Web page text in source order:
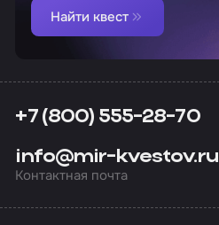
Найти квест
+7 (800) 555-28-70
info@mir-kvestov.ru
Контактная почта